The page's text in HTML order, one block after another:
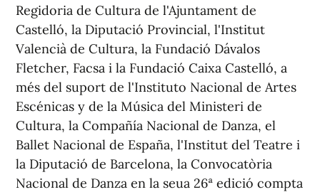
Regidoria de Cultura de l'Ajuntament de
Castelló, la Diputació Provincial, l'Institut
Valencià de Cultura, la Fundació Dávalos
Fletcher, Facsa i la Fundació Caixa Castelló, a
més del suport de l'Instituto Nacional de Artes
Escénicas y de la Música del Ministeri de
Cultura, la Compañía Nacional de Danza, el
Ballet Nacional de España, l'Institut del Teatre i
la Diputació de Barcelona, la Convocatòria
Nacional de Danza en la seua 26ª edició compta